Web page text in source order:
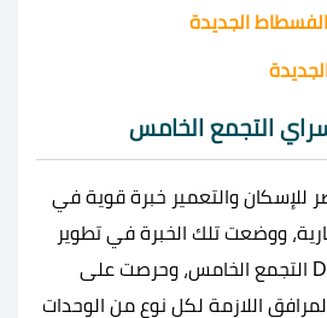
الجديدة
للإسكان والتعمير خبرة قوية في
ووضعت تلك الخبرة في تطوير
مشروع D2N Mall Sarai التجمع الخامس، وحرصت على
اللازمة لكل نوع من الوحدات